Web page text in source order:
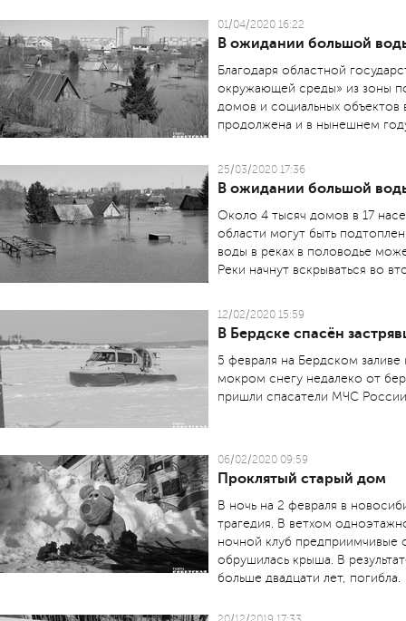
01/04/2020 16:22
В ожидании большой
Благодаря областной
окружающей среды» из зоны
домов и социальных объектов
продолжена и в нынешнем
25/03/2020 17:36
В ожидании большой
Около 4 тысяч домов в 17
области могут быть
воды в реках в половодье
Реки начнут вскрываться во
12/02/2020 15:59
В Бердске спасён
5 февраля на Бердском заливе
мокром снегу недалеко от
пришли спасатели МЧС
06/02/2020 09:59
Проклятый старый дом
В ночь на 2 февраля в
трагедия. В ветхом
ночной клуб предприимчивые
обрушилась крыша. В
больше двадцати лет, погибла.